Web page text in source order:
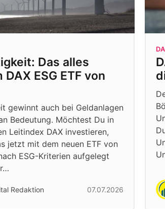
Das alles
ESG ETF von
gewinnt auch bei Geldanlagen
Bedeutung. Möchtest Du in
Leitindex DAX investieren,
jetzt mit dem neuen ETF von
ESG-Kriterien aufgelegt
Redaktion 07.07.2026